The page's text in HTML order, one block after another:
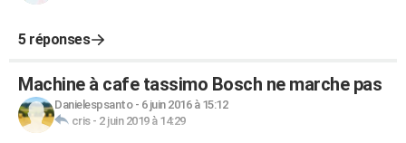
5 réponses
Machine à cafe tassimo Bosch ne marche pas
Danielespsanto- 6 juin 2016 à 15:12
cris- 2 juin 2019 à 14:29